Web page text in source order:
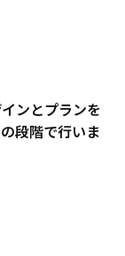
ンとプランを
段階で行いま